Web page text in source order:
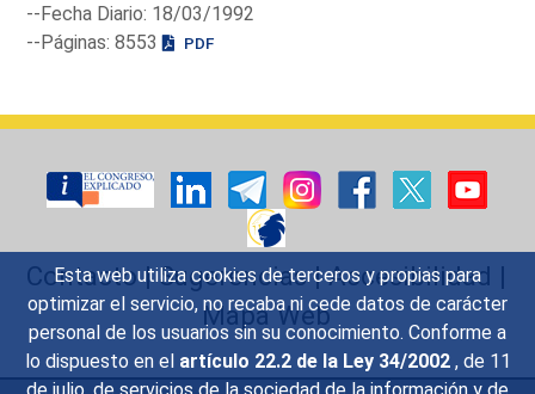
Esta web utiliza cookies de terceros y propias para
optimizar el servicio, no recaba ni cede datos de carácter
personal de los usuarios sin su conocimiento. Conforme a
lo dispuesto en el artículo 22.2 de la Ley 34/2002 , de 11
--Fecha Diario: 18/03/1992
--Páginas: 8553
PDF
Contacto|Sugerencias|Accesibilidad |
Mapa Web